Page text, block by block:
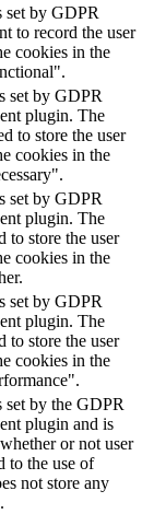
set by GDPR
to record the user
cookies in the
set by GDPR
plugin. The
to store the user
cookies in the
set by GDPR
plugin. The
to store the user
cookies in the
set by GDPR
plugin. The
to store the user
cookies in the
set by the GDPR
plugin and is
or not user
to the use of
not store any